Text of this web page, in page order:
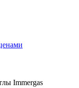
Immergas